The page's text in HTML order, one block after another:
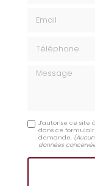
Message
J'autorise ce site
dans ce
demande.
données